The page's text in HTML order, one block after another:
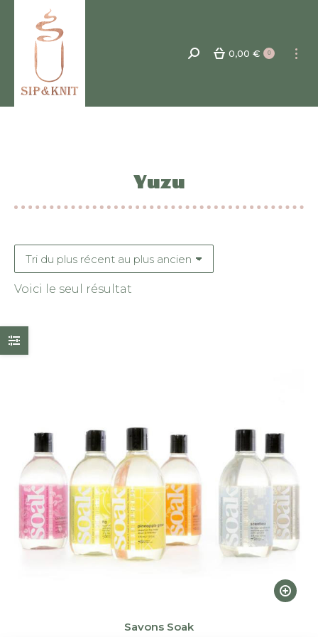
Recherche
0,00 € 0
Yuzu
Voici le seul résultat
Ce
produit
Savons Soak